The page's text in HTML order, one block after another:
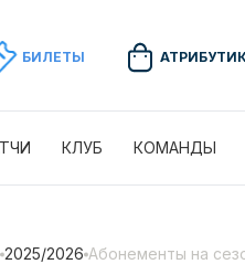
БИЛЕТЫ
КЛУБ КОМАНДЫ
2025/2026 Абонементы на